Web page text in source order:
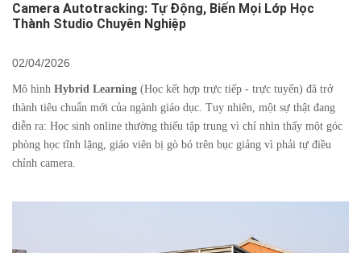
Camera Autotracking: Tự Động, Biến Mọi Lớp Học
Thành Studio Chuyên Nghiệp
02/04/2026
Mô hình Hybrid Learning (Học kết hợp trực tiếp - trực tuyến) đã trở
thành tiêu chuẩn mới của ngành giáo dục. Tuy nhiên, một sự thật đang
diễn ra: Học sinh online thường thiếu tập trung vì chỉ nhìn thấy một góc
phòng học tĩnh lặng, giáo viên bị gò bó trên bục giảng vì phải tự điều
chỉnh camera.